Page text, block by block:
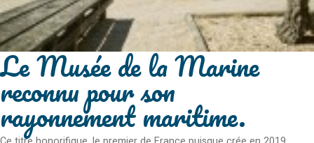
Le Musée de la Marine
reconnu pour son
rayonnement maritime.